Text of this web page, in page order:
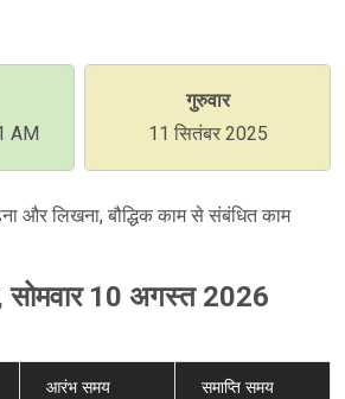
AM
गुरुवार
11 सितंबर 2025
और लिखना, बौद्धिक काम से संबंधित काम
सोमवार 10 अगस्त 2026
आरंभ समय समाप्ति समय